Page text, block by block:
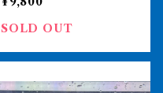
SOLD OUT